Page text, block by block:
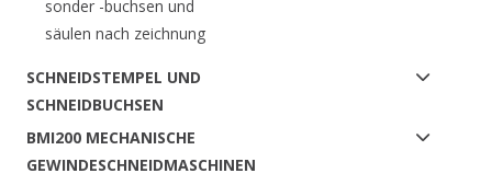
sonder -buchsen und
säulen nach zeichnung
SCHNEIDSTEMPEL UND
SCHNEIDBUCHSEN
BMI200 MECHANISCHE
GEWINDESCHNEIDMASCHINEN